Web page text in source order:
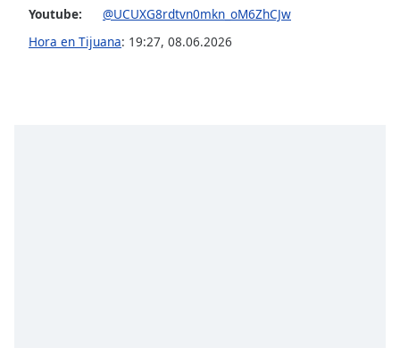
Youtube:
@UCUXG8rdtvn0mkn_oM6ZhCJw
Hora en Tijuana: 19:27, 08.06.2026